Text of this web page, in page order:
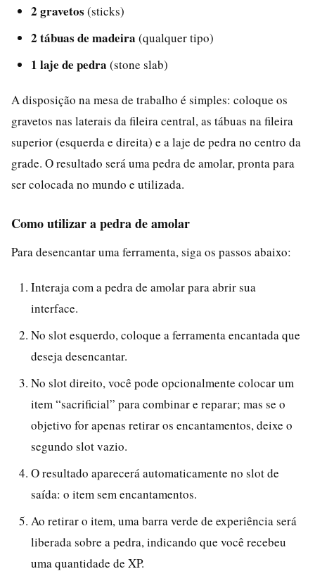
2 gravetos (sticks)
2 tábuas de madeira (qualquer tipo)
1 laje de pedra (stone slab)
A disposição na mesa de trabalho é simples: coloque os
gravetos nas laterais da fileira central, as tábuas na fileira
superior (esquerda e direita) e a laje de pedra no centro da
grade. O resultado será uma pedra de amolar, pronta para
ser colocada no mundo e utilizada.
Como utilizar a pedra de amolar
Para desencantar uma ferramenta, siga os passos abaixo:
Interaja com a pedra de amolar para abrir sua
interface.
No slot esquerdo, coloque a ferramenta encantada que
deseja desencantar.
No slot direito, você pode opcionalmente colocar um
item “sacrificial” para combinar e reparar; mas se o
objetivo for apenas retirar os encantamentos, deixe o
segundo slot vazio.
O resultado aparecerá automaticamente no slot de
saída: o item sem encantamentos.
Ao retirar o item, uma barra verde de experiência será
liberada sobre a pedra, indicando que você recebeu
uma quantidade de XP.